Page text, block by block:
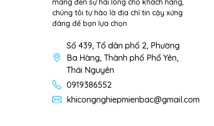
mang đến sự hài lòng cho khách hàng,
chúng tôi tự hào là địa chỉ tin cậy xứng
đáng để bạn lựa chọn
Số 439, Tổ dân phố 2, Phường
Ba Hàng, Thành phố Phổ Yên,
Thái Nguyên
0919386552
khicongnghiepmienbac@gmail.com